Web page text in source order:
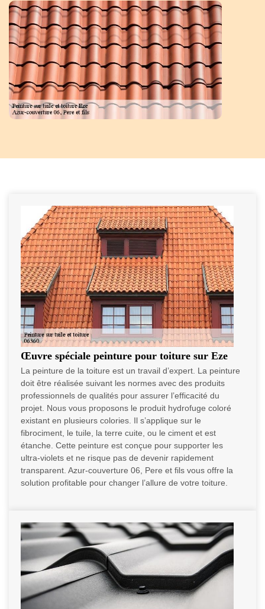
Œuvre spéciale peinture pour toiture sur Eze
La peinture de la toiture est un travail d’expert. La peinture
doit être réalisée suivant les normes avec des produits
professionnels de qualités pour assurer l’efficacité du
projet. Nous vous proposons le produit hydrofuge coloré
existant en plusieurs colories. Il s’applique sur le
fibrociment, le tuile, la terre cuite, ou le ciment et est
étanche. Cette peinture est conçue pour supporter les
ultra-violets et ne risque pas de devenir rapidement
transparent. Azur-couverture 06, Pere et fils vous offre la
solution profitable pour changer l’allure de votre toiture.